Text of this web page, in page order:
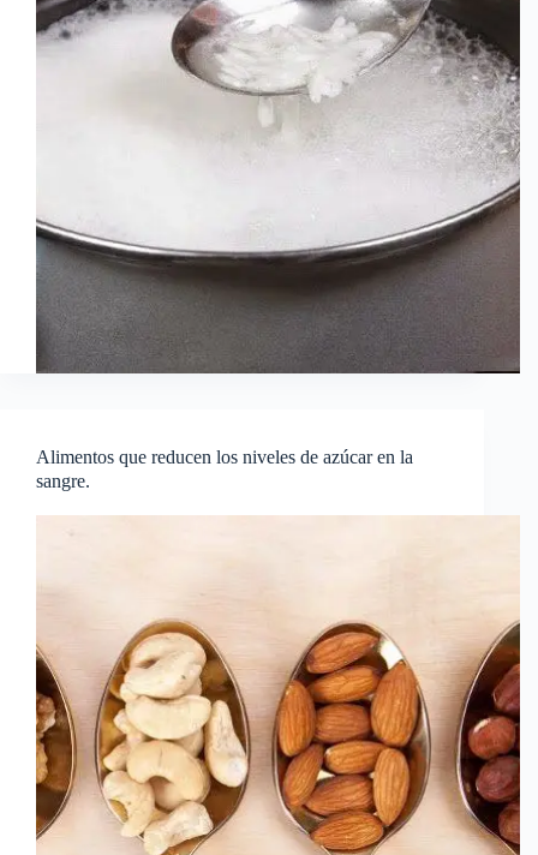
Alimentos que reducen los niveles de azúcar en la
sangre.